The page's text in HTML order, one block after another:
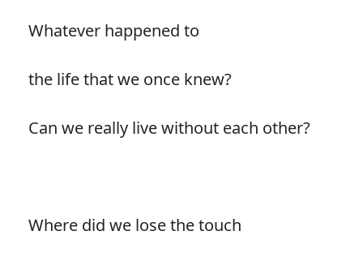
Whatever happened to
the life that we once knew?
Can we really live without each other?
Where did we lose the touch